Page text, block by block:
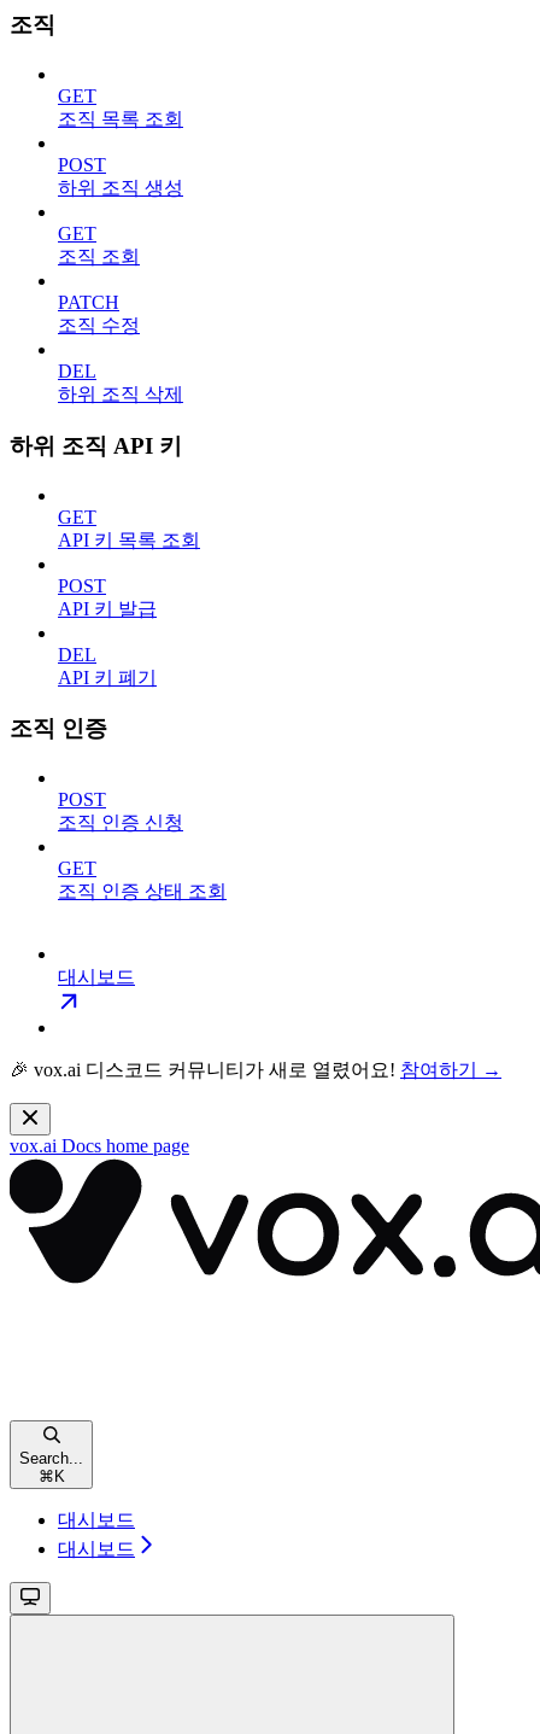
조직
GET
조직 목록 조회
POST
하위 조직 생성
GET
조직 조회
PATCH
조직 수정
DEL
하위 조직 삭제
하위 조직 API 키
GET
API 키 목록 조회
POST
API 키 발급
DEL
API 키 폐기
조직 인증
POST
조직 인증 신청
GET
조직 인증 상태 조회
대시보드
🎉 vox.ai 디스코드 커뮤니티가 새로 열렸어요! 참여하기 →
vox.ai Docs home page
Search...
⌘ K
대시보드
대시보드